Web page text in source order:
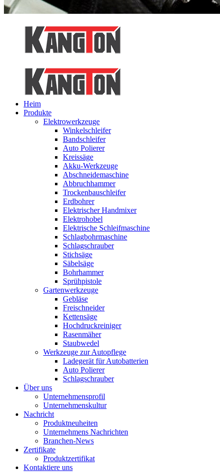
Heim
Produkte
Elektrowerkzeuge
Winkelschleifer
Bandschleifer
Auto Polierer
Kreissäge
Akku-Werkzeuge
Abschneidemaschine
Abbruchhammer
Trockenbauschleifer
Erdbohrer
Elektrischer Handmixer
Elektrohobel
Elektrische Schleifmaschine
Schlagbohrmaschine
Schlagschrauber
Stichsäge
Säbelsäge
Bohrhammer
Sprühpistole
Gartenwerkzeuge
Gebläse
Freischneider
Kettensäge
Hochdruckreiniger
Rasenmäher
Staubwedel
Werkzeuge zur Autopflege
Ladegerät für Autobatterien
Auto Polierer
Schlagschrauber
Über uns
Unternehmensprofil
Unternehmenskultur
Nachricht
Produktneuheiten
Unternehmens Nachrichten
Branchen-News
Zertifikate
Produktzertifikat
Kontaktiere uns